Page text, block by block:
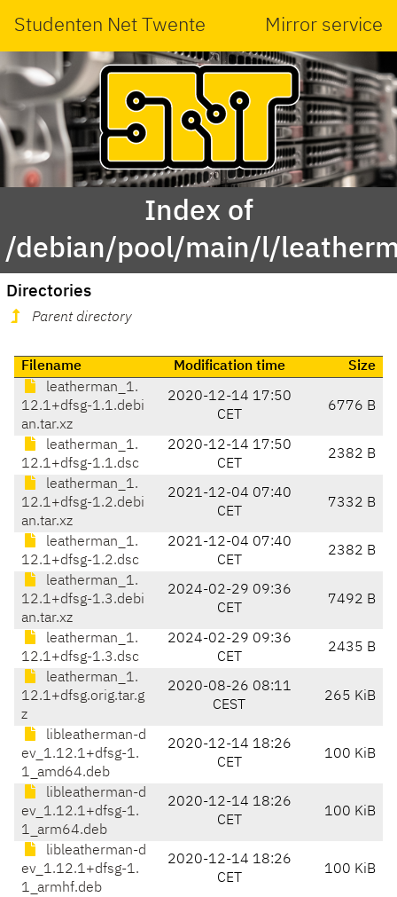
Studenten Net Twente Mirror service
Index of
/debian/pool/main/l/
Directories
Parent directory
Filename Modification time
Size
leatherman_1.
12.1+dfsg-1.1.debi
an.tar.xz
2020-12-14 17:50
CET
6776 B
leatherman_1.
12.1+dfsg-1.1.dsc
2020-12-14 17:50
CET
2382 B
leatherman_1.
12.1+dfsg-1.2.debi
an.tar.xz
2021-12-04 07:40
CET
7332 B
leatherman_1.
12.1+dfsg-1.2.dsc
2021-12-04 07:40
CET
2382 B
leatherman_1.
12.1+dfsg-1.3.debi
an.tar.xz
2024-02-29 09:36
CET
7492 B
leatherman_1.
12.1+dfsg-1.3.dsc
2024-02-29 09:36
CET
2435 B
leatherman_1.
12.1+dfsg.orig.tar.g
z
2020-08-26 08:11
CEST
265 KiB
libleatherman-d
ev_1.12.1+dfsg-1.
1_amd64.deb
2020-12-14 18:26
CET
100 KiB
libleatherman-d
ev_1.12.1+dfsg-1.
1_arm64.deb
2020-12-14 18:26
CET
100 KiB
libleatherman-d
ev_1.12.1+dfsg-1.
1_armhf.deb
2020-12-14 18:26
CET
100 KiB